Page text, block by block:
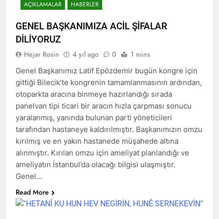
kadınlar günü.
HAK-PAR Hewler temsilcisi
Mehmet Şirin Timur; HAK-
için teşekkür ediyoruz.
HAK-PAR BAŞKANLIK
PKK den ibaret değildir.’
1 Yıl Ago
*HAK-PAR Genel başkanı
Düzgün KAPLAN,* *Erbil’de
RUDAW’ın düzenlediği
“Ortadoğu’nun Geleceğinde
Belirsizlikler” Formuna
katıldı*
1 Yıl Ago
HAK-PAR Genel Başkanı
Düzgün Kaplan “Hewler
Ortadoğu’nun politik
merkezine dönüşmektedir”
1 Yıl Ago
HAK-PAR, PSK VE PWK
İZMİR’İN KONAK
MEYDANINDA ORTAK
sayın Kemal Burkay’dan
1 Yıl Ago
AÇIKLAMALAR HABERLER
GENEL BAŞKANIMIZA ACİL ŞİFALAR
DİLİYORUZ
Hejar Rosin 4 yıl ago 0 1 mins
Genel Başkanımız Latif Epözdemir bugün kongre için
gittiği Bilecik’te kongrenin tamamlanmasının ardından,
otoparkta aracına binmeye hazırlandığı sırada
panelvan tipi ticari bir aracın hızla çarpması sonucu
yaralanmış, yanında bulunan parti yöneticileri
tarafından hastaneye kaldırılmıştır. Başkanımızın omzu
kırılmış ve en yakın hastanede müşahede altına
alınmıştır. Kırılan omzu için ameliyat planlandığı ve
ameliyatın İstanbul’da olacağı bilgisi ulaşmıştır.
Genel…
Read More